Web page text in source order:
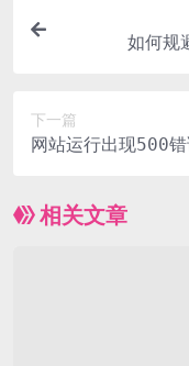
如何规
下一篇
网站运行出现500
相关文章